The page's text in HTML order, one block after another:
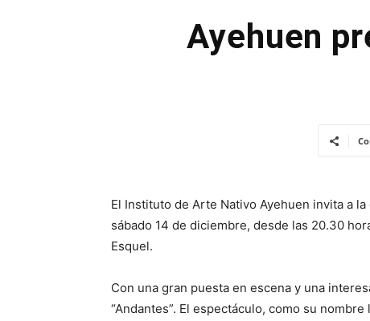
Ayehuen
El Instituto de Arte Nativo Ayehuen invita a
sábado 14 de diciembre, desde las 20.30
Esquel.
Con una gran puesta en escena y una
“Andantes”. El espectáculo, como su